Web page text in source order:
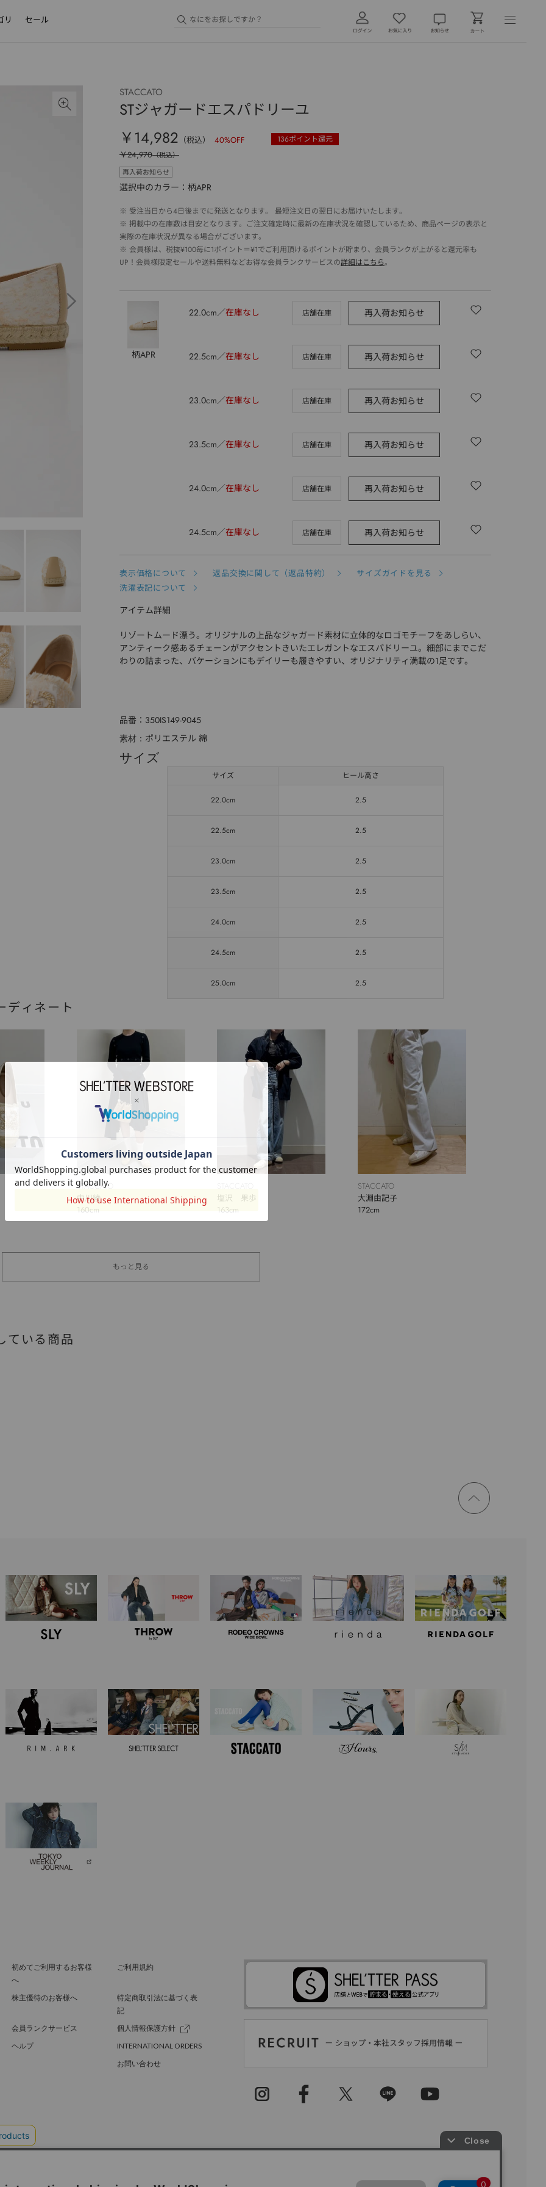
リ セール
STACCATO
STジャガードエスパドリーユ
￥14,982 （税込） 40%OFF 136ポイント還元
￥24,970（税込）
再入荷お知らせ
選択中のカラー：柄APR
※ 受注当日から4日後までに発送となります。 最短注文日の翌日にお届けいたします。
※ 掲載中の在庫数は目安となります。ご注文確定時に最新の在庫状況を確認しているため、商品ページの表示と
実際の在庫状況が異なる場合がございます。
※ 会員様は、税抜¥100毎に1ポイント＝¥1でご利用頂けるポイントが貯まり、会員ランクが上がると還元率も
UP！会員様限定セールや送料無料などお得な会員ランクサービスの詳細はこちら。
柄APR
22.0cm 在庫なし 店舗在庫 再入荷お知らせ
22.5cm 在庫なし 店舗在庫 再入荷お知らせ
23.0cm 在庫なし 店舗在庫 再入荷お知らせ
23.5cm 在庫なし 店舗在庫 再入荷お知らせ
24.0cm 在庫なし 店舗在庫 再入荷お知らせ
24.5cm 在庫なし 店舗在庫 再入荷お知らせ
表示価格について 返品交換に関して（返品特約）
サイズガイドを見る
洗濯表記について
アイテム詳細
リゾートムード漂う。オリジナルの上品なジャガード素材に立体的なロゴモチーフをあしらい、
アンティーク感あるチェーンがアクセントきいたエレガントなエスパドリーユ。細部にまでこだ
わりの詰まった、バケーションにもデイリーも履きやすい、オリジナリティ満載の1足です。
品番 350IS149-9045
素材 ポリエステル 綿
サイズ
サイズ ヒール高さ
22.0cm 2.5
22.5cm 2.5
23.0cm 2.5
23.5cm 2.5
24.0cm 2.5
24.5cm 2.5
25.0cm 2.5
ディネート
STACCATO
中川綾
160cm
塩沢 果歩
163cm
STACCATO
大淵由記子
172cm
もっと見る
ている商品
ページ
トップ
初めてご利用するお客様
へ
ご利用規約
株主優待のお客様へ
特定商取引法に基づく表
記
会員ランクサービス
個人情報保護方針
ヘルプ
INTERNATIONAL ORDERS
お問い合わせ